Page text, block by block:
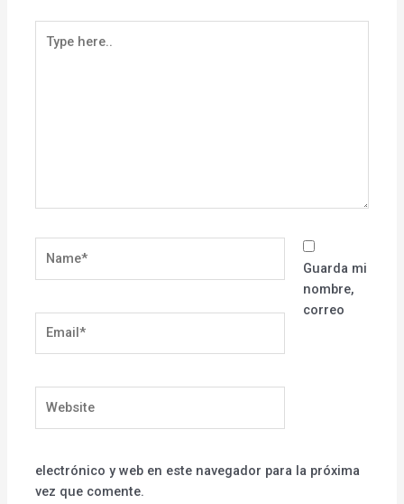
here..
Guarda mi
nombre,
correo
electrónico y web en este navegador para la próxima
vez que comente.